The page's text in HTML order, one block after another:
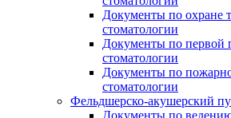
Документы по охране
стоматологии
Документы по первой
стоматологии
Документы по
стоматологии
Фельдшерско-акушерский
Документы по